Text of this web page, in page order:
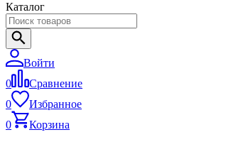
Каталог
Войти
0
Сравнение
0
Избранное
0
Корзина